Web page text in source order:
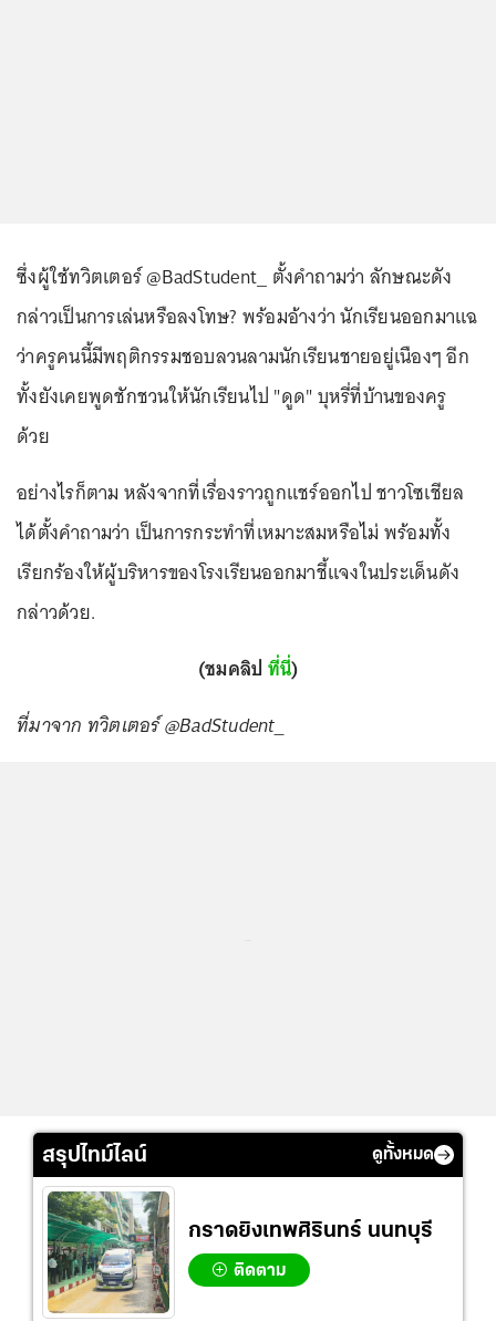
ซึ่งผู้ใช้ทวิตเตอร์ @BadStudent_ ตั้งคำถามว่า ลักษณะดัง
กล่าวเป็นการเล่นหรือลงโทษ? พร้อมอ้างว่า นักเรียนออกมาแฉ
ว่าครูคนนี้มีพฤติกรรมชอบลวนลามนักเรียนชายอยู่เนืองๆ อีก
ทั้งยังเคยพูดชักชวนให้นักเรียนไป "ดูด" บุหรี่ที่บ้านของครู
ด้วย
อย่างไรก็ตาม หลังจากที่เรื่องราวถูกแชร์ออกไป ชาวโซเชียล
ได้ตั้งคำถามว่า เป็นการกระทำที่เหมาะสมหรือไม่ พร้อมทั้ง
เรียกร้องให้ผู้บริหารของโรงเรียนออกมาชี้แจงในประเด็นดัง
กล่าวด้วย.
(ชมคลิป ที่นี่)
ที่มาจาก ทวิตเตอร์ @BadStudent_
สรุปไทม์ไลน์ ดูทั้งหมด
กราดยิงเทพศิรินทร์ นนทบุรี
ติดตาม